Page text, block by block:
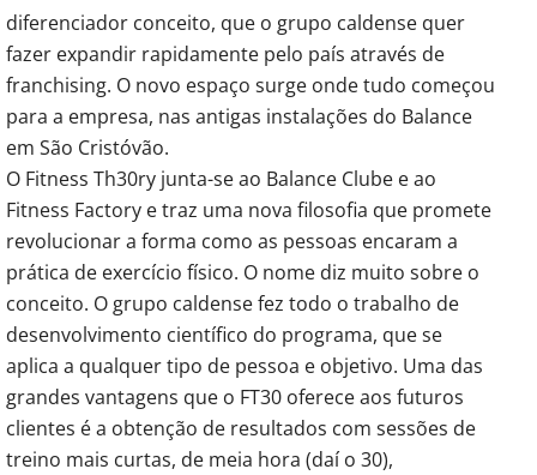
diferenciador conceito, que o grupo caldense quer
fazer expandir rapidamente pelo país através de
franchising. O novo espaço surge onde tudo começou
para a empresa, nas antigas instalações do Balance
em São Cristóvão.
O Fitness Th30ry junta-se ao Balance Clube e ao
Fitness Factory e traz uma nova filosofia que promete
revolucionar a forma como as pessoas encaram a
prática de exercício físico. O nome diz muito sobre o
conceito. O grupo caldense fez todo o trabalho de
desenvolvimento científico do programa, que se
aplica a qualquer tipo de pessoa e objetivo. Uma das
grandes vantagens que o FT30 oferece aos futuros
clientes é a obtenção de resultados com sessões de
treino mais curtas, de meia hora (daí o 30),